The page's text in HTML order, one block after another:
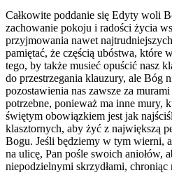
Całkowite poddanie się Edyty woli
zachowanie pokoju i radości życia
przyjmowania nawet
pamiętać, że częścią ubóstwa, które
tego, by także musieć opuścić nasz
do przestrzegania klauzury, ale Bóg
pozostawienia nas zawsze za
potrzebne, ponieważ ma inne mury,
świętym obowiązkiem jest jak
klasztornych, aby żyć z największą
Bogu. Jeśli będziemy w tym wierni,
na ulicę, Pan pośle swoich aniołów,
niepodzielnymi skrzydłami, chroniąc